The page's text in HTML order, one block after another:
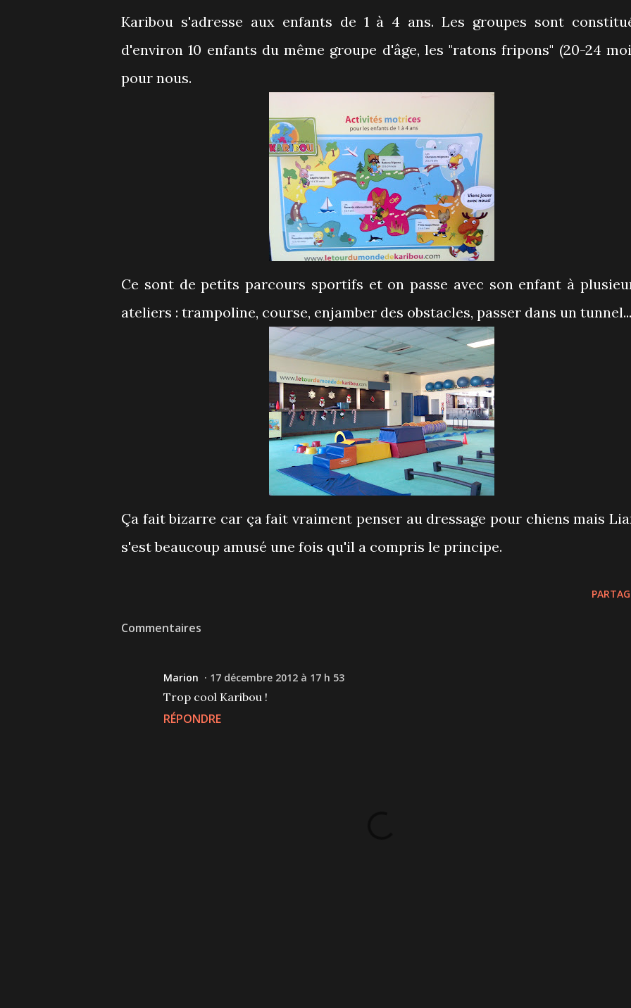
Karibou s'adresse aux enfants de 1 à 4 ans. Les groupes sont
d'environ 10 enfants du même groupe d'âge, les "ratons fripons" (20-24
pour nous.
Ce sont de petits parcours sportifs et on passe avec son enfant à
ateliers : trampoline, course, enjamber des obstacles, passer dans un tunnel...
Ça fait bizarre car ça fait vraiment penser au dressage pour chiens mais
s'est beaucoup amusé une fois qu'il a compris le principe.
Commentaires
Marion 17 décembre 2012 à 17 h 53
Trop cool Karibou !
RÉPONDRE